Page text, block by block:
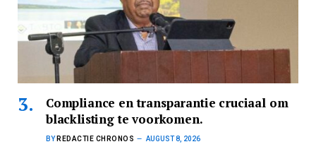
Compliance en transparantie cruciaal om
blacklisting te voorkomen.
BY REDACTIE CHRONOS AUGUST 8, 2026